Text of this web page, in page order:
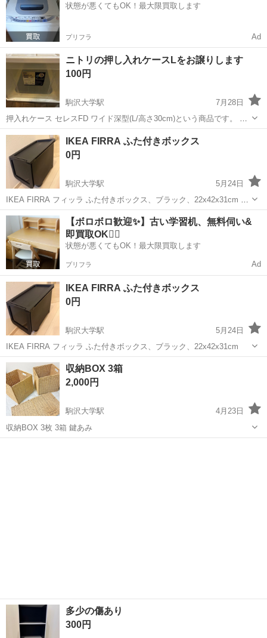
状態が悪くてもOK！最大限買取します
プリフラ Ad
ニトリの押し入れケースLをお譲りします
100円
駒沢大学駅
7月28日
押入れケース セレスFD ワイド深型(L/高さ30cm)という商品です。 サ
イズは写真4枚目。 数年使いましたが、引っ越しするのでお譲りしま
す。 状態は写真でご確認ください。多少の傷はありますが、まだ使え
るかと思います...
東京 世田谷区 収納家具
IKEA FIRRA ふた付きボックス
0円
駒沢大学駅
5月24日
IKEA FIRRA フィッラ ふた付きボックス、ブラック、22x42x31cm 写
真の汚れがあります。
東京 世田谷区 駒沢大学駅 収納家具 FIRRA
【ボロボロ歓迎✨】古い学習机、無料伺い&
即買取OK🙆‍♀️
状態が悪くてもOK！最大限買取します
プリフラ Ad
IKEA FIRRA ふた付きボックス
0円
駒沢大学駅
5月24日
IKEA FIRRA フィッラ ふた付きボックス、ブラック、22x42x31cm
東京 世田谷区 駒沢大学駅
収納BOX 3箱
2,000円
駒沢大学駅
4月23日
収納BOX 3枚 3箱 鍵あみ
多少の傷あり
300円